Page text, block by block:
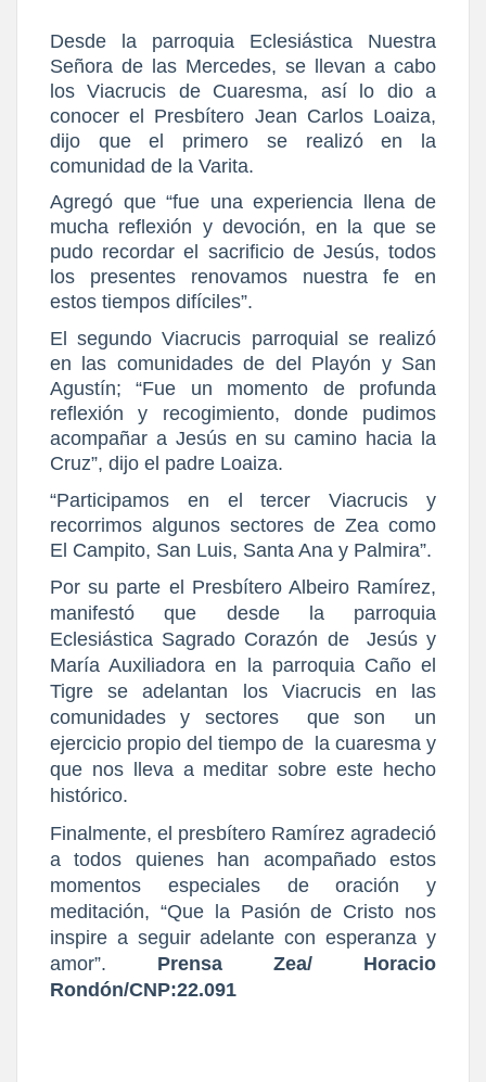
Desde la parroquia Eclesiástica Nuestra
Señora de las Mercedes, se llevan a cabo
los Viacrucis de Cuaresma, así lo dio a
conocer el Presbítero Jean Carlos Loaiza,
dijo que el primero se realizó en la
comunidad de la Varita.
Agregó que “fue una experiencia llena de
mucha reflexión y devoción, en la que se
pudo recordar el sacrificio de Jesús, todos
los presentes renovamos nuestra fe en
estos tiempos difíciles”.
El segundo Viacrucis parroquial se realizó
en las comunidades de del Playón y San
Agustín; “Fue un momento de profunda
reflexión y recogimiento, donde pudimos
acompañar a Jesús en su camino hacia la
Cruz”, dijo el padre Loaiza.
“Participamos en el tercer Viacrucis y
recorrimos algunos sectores de Zea como
El Campito, San Luis, Santa Ana y Palmira”.
Por su parte el Presbítero Albeiro Ramírez,
manifestó que desde la
parroquia
Eclesiástica Sagrado Corazón de Jesús y
María Auxiliadora en la parroquia Caño el
Tigre se adelantan los Viacrucis en las
comunidades y sectores que son un
ejercicio propio del tiempo de la cuaresma y
que nos lleva a meditar sobre este hecho
histórico.
Finalmente, el presbítero Ramírez agradeció
a todos quienes han acompañado estos
momentos especiales de oración y
meditación, “Que la Pasión de Cristo nos
inspire a seguir adelante con esperanza y
amor”. Prensa Zea/ Horacio
Rondón/CNP:22.091